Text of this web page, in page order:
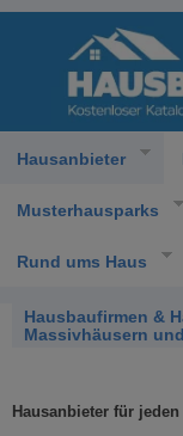
Hausanbieter
Musterhausparks
Rund ums Haus
Hausbaufirmen &
Massivhäusern
Hausanbieter für